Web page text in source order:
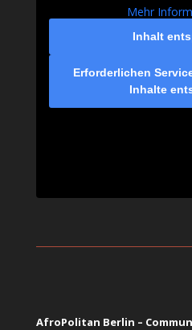
Mehr
Inhalt
Erforderlichen
Inhalte
AfroPolitan Berlin –